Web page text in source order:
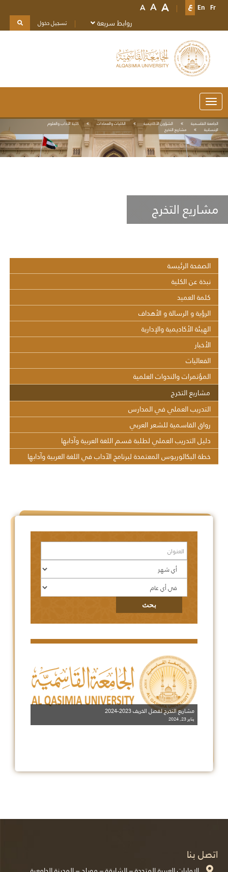
ع En Fr
A A A
روابط سريعة تسجيل دخول
Toggle
navigation
الجامعة القاسمية الشؤون الأكاديمية الكليات والعمادات كلية الآداب والعلوم
الإنسانية مشاريع التخرج
مشاريع التخرج
الصفحة الرئيسة
نبذة عن الكلية
كلمة العميد
الرؤية و الرسالة و الأهداف
الهيئة الأكاديمية والإدارية
الأخبار
الفعاليات
المؤتمرات والندوات العلمية
مشاريع التخرج
التدريب العملي في المدارس
رواق القاسمية للشعر العربي
دليل التدريب العملي لطلبة قسم اللغة العربية وآدابها
خطة البكالوريوس المعتمدة لبرنامج الآداب في اللغة العربية وآدابها
مشاريع التخرج لفصل الخريف 2023-2024
يناير 23, 2024
اتصل بنا